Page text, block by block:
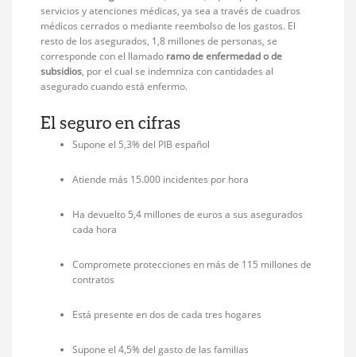
servicios y atenciones médicas, ya sea a través de cuadros
médicos cerrados o mediante reembolso de los gastos. El
resto de los asegurados, 1,8 millones de personas, se
corresponde con el llamado ramo de enfermedad o de
subsidios, por el cual se indemniza con cantidades al
asegurado cuando está enfermo.
El seguro en cifras
Supone el 5,3% del PIB español
Atiende más 15.000 incidentes por hora
Ha devuelto 5,4 millones de euros a sus asegurados
cada hora
Compromete protecciones en más de 115 millones de
contratos
Está presente en dos de cada tres hogares
Supone el 4,5% del gasto de las familias